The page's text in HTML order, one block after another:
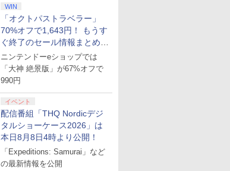
WIN
「オクトパストラベラー」
70%オフで1,643円！ もうす
ぐ終了のセール情報まとめ
【8月8日更新】
ニンテンドーeショップでは
「大神 絶景版」が67%オフで
990円
イベント
配信番組「THQ Nordicデジ
タルショーケース2026」は
本日8月8日4時より公開！
「Expeditions: Samurai」など
の最新情報を公開